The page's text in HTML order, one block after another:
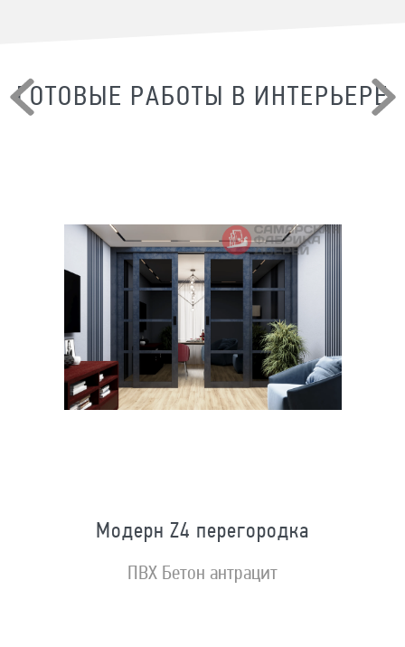
ГОТОВЫЕ РАБОТЫ В ИНТЕРЬЕРЕ
Модерн Z4 перегородка
ПВХ Бетон антрацит